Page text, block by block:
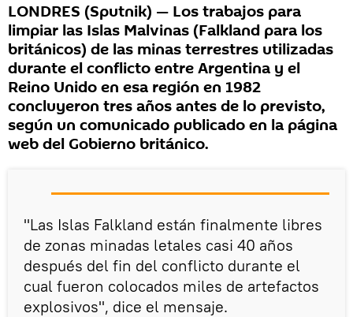
LONDRES (Sputnik) — Los trabajos para
limpiar las Islas Malvinas (Falkland para los
británicos) de las minas terrestres utilizadas
durante el conflicto entre Argentina y el
Reino Unido en esa región en 1982
concluyeron tres años antes de lo previsto,
según un comunicado publicado en la página
web del Gobierno británico.
"Las Islas Falkland están finalmente libres
de zonas minadas letales casi 40 años
después del fin del conflicto durante el
cual fueron colocados miles de artefactos
explosivos", dice el mensaje.